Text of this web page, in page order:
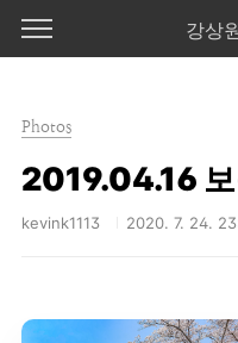
강상
Photos
2019.04.16
kevink1113 2020. 7. 24.